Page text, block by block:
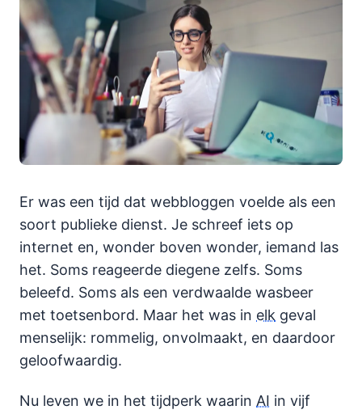
Er was een tijd dat webbloggen voelde als een
soort publieke dienst. Je schreef iets op
internet en, wonder boven wonder, iemand las
het. Soms reageerde diegene zelfs. Soms
beleefd. Soms als een verdwaalde wasbeer
met toetsenbord. Maar het was in elk geval
menselijk: rommelig, onvolmaakt, en daardoor
geloofwaardig.
Nu leven we in het tijdperk waarin AI in vijf